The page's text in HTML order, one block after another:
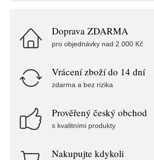
Doprava ZDARMA
pro objednávky nad 2.000 Kč
Vrácení zboží do 14 dní
zdarma a bez rizika
Prověřený český obchod
s kvalitními produkty
Nakupujte kdykoli